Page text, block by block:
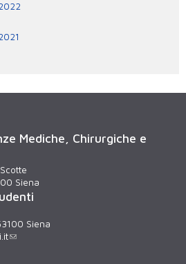
Mediche, Chirurgiche e
Siena
Siena